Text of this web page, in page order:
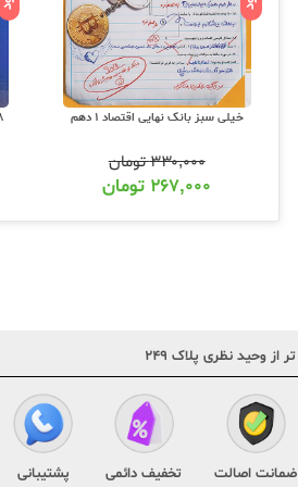
خیلی سبز بانک نهایی اقتصاد 1 دهم
۳۳۰,۰۰۰تومان
۲۶۷,۰۰۰ تومان
ضمانت اصالت تخفیف دائمی پشتیبانی